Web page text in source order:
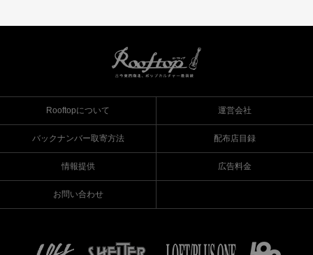
Rooftopについて 運営会社
バックナンバー取寄方法 配布店目録
情報提供 広告料金
お問い合わせ